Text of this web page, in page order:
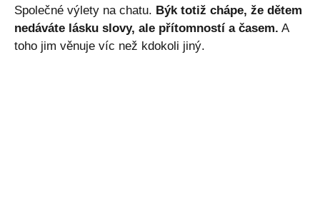
Společné výlety na chatu. Býk totiž chápe, že dětem
nedáváte lásku slovy, ale přítomností a časem. A
toho jim věnuje víc než kdokoli jiný.